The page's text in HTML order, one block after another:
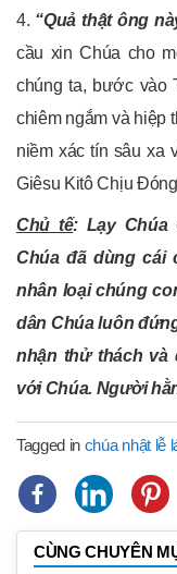
4. “Quả thật ông
cầu xin Chúa cho
chúng ta, bước vào
chiêm ngắm và hiệp
niềm xác tín sâu xa
Giêsu Kitô Chịu
Chủ tế: Lạy Chúa
Chúa đã dùng cái
nhân loại chúng
dân Chúa luôn
nhận thử thách và
với Chúa. Người
Tagged in chúa nhật lễ
CÙNG CHUYÊN